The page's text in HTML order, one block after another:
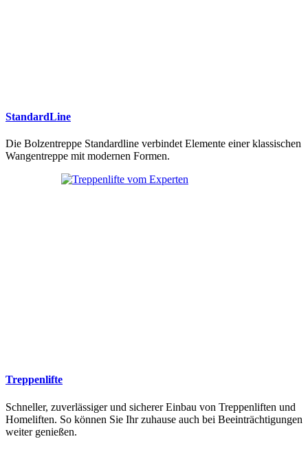
StandardLine
Die Bolzentreppe Standardline verbindet Elemente einer klassischen
Wangentreppe mit modernen Formen.
Treppenlifte
Schneller, zuverlässiger und sicherer Einbau von Treppenliften und
Homeliften. So können Sie Ihr zuhause auch bei Beeinträchtigungen
weiter genießen.